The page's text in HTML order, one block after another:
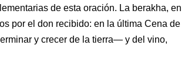
de esta oración. La berakha, en
por el don recibido: en la última Cena de
y crecer de la tierra— y del vino,